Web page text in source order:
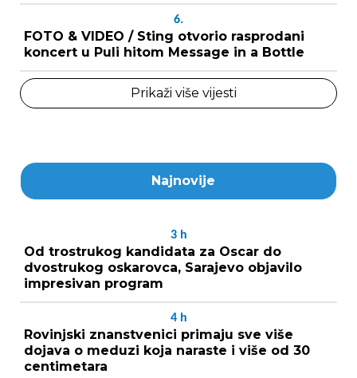
6.
FOTO & VIDEO / Sting otvorio rasprodani
koncert u Puli hitom Message in a Bottle
Prikaži više vijesti
Najnovije
3 h
Od trostrukog kandidata za Oscar do
dvostrukog oskarovca, Sarajevo objavilo
impresivan program
4 h
Rovinjski znanstvenici primaju sve više
dojava o meduzi koja naraste i više od 30
centimetara